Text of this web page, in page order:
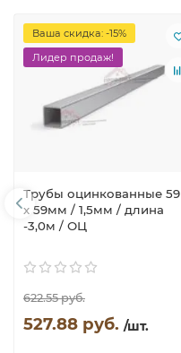
Ваша скидка: -15%
Лидер продаж!
Трубы оцинкованные 59
х 59мм / 1,5мм / длина
-3,0м / ОЦ
622.55 руб.
527.88 руб. /шт.